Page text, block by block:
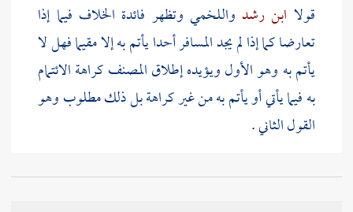
قولا ابن رشد واللخمي وتظهر فائدة الخلاف فيما إذا
تعارضا كما إذا لم يجد المسافر أحدا يأتم به إلا مقيما فهل لا
يأتم به وهو الأول ويؤيده إطلاقالمصنفكراهة الائتمام
به فيما يأتي أو يأتم به من غير كراهة بل ذلك مطلوب وهو
القول الثاني .
( قوله لمسافر ) أي ولو كان سفره على خلاف العادة بأن